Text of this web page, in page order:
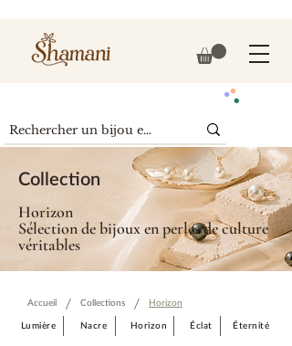
Collection
Horizon
Sélection de bijoux en perles de culture
véritables
Accueil / Collections / Horizon
Lumière Nacre Horizon Éclat Éternité